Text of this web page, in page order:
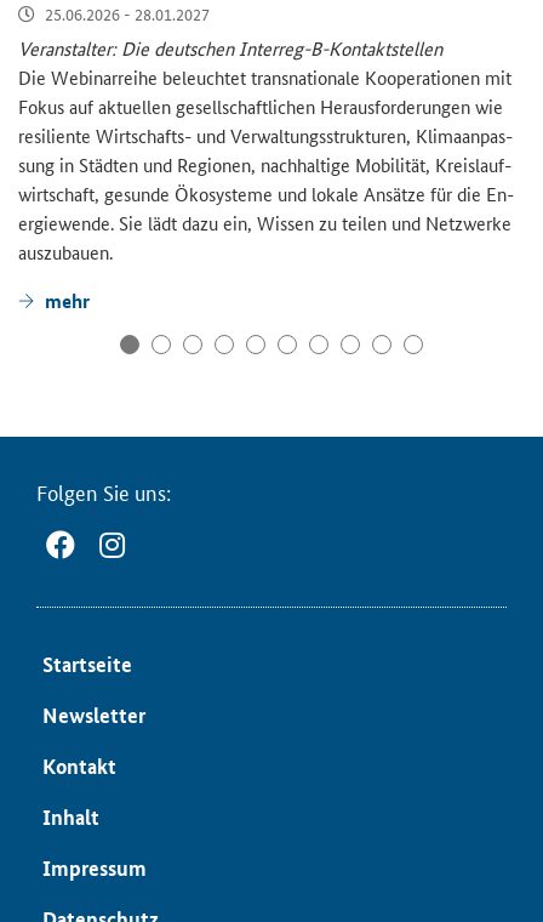
25.06.2026 - 28.01.2027
Ver­an­stal­ter: Die deut­schen Interreg-​B-Kontaktstellen
Die We­bi­nar­rei­he be­leuch­tet trans­na­tio­na­le Ko­ope­ra­tio­nen mit
Fokus auf ak­tu­el­len ge­sell­schaft­li­chen Her­aus­for­de­run­gen wie
re­si­li­en­te Wirtschafts-​ und Ver­wal­tungs­struk­tu­ren, Kli­ma­an­pas­
sung in Städ­ten und Re­gio­nen, nach­hal­ti­ge Mo­bi­li­tät, Kreis­lauf­
wirt­schaft, ge­sun­de Öko­sys­te­me und lo­ka­le An­sät­ze für die En­
er­gie­wen­de. Sie lädt dazu ein, Wis­sen zu tei­len und Netz­wer­ke
aus­zu­bau­en.
mehr
Fol­gen Sie uns:
Start­sei­te
News­let­ter
Kon­takt
In­halt
Im­pres­sum